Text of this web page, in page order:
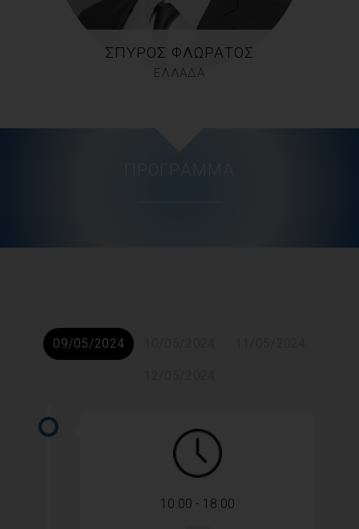
ΣΠΎΡΟΣ ΦΛΩΡΆΤΟΣ
ΕΛΛΑΔΑ
09/05/2024
10.00 - 18.00